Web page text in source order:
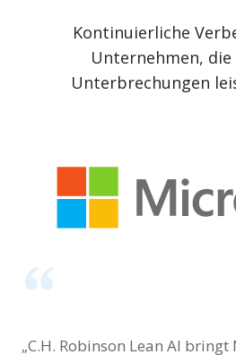
Kontinuierliche
Unternehmen, die
Unterbrechungen
„C.H. Robinson Lean AI bringt